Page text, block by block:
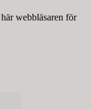
webbläsaren för